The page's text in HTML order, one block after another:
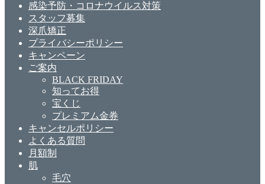
感染予防・コロナウイルス対策
スタッフ募集
深爪矯正
プライバシーポリシー
キャンペーン
ご案内
BLACK FRIDAY
知ってお得
宝くじ
プレミアム金券
キャンセルポリシー
よくある質問
月額制
肌
毛穴